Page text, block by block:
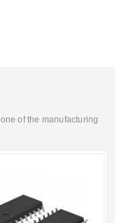
of the manufacturing